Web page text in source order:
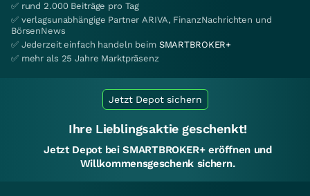
✅ rund 2.000 Beiträge pro Tag
✅ verlagsunabhängige Partner ARIVA, FinanzNachrichten und
BörsenNews
✅ Jederzeit einfach handeln beim SMARTBROKER+
✅ mehr als 25 Jahre Marktpräsenz
Jetzt Depot sichern
Ihre Lieblingsaktie geschenkt!
Jetzt Depot bei SMARTBROKER+ eröffnen und
Willkommensgeschenk sichern.